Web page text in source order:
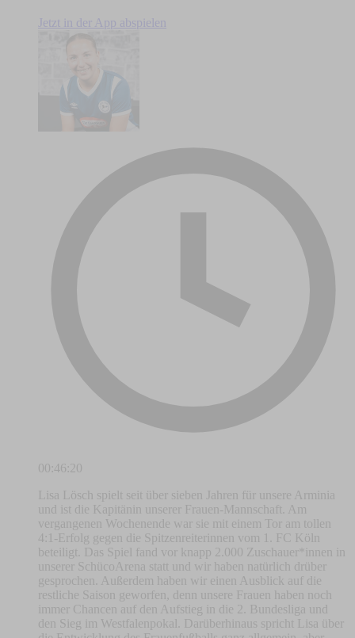
Jetzt in der App abspielen
00:46:20
Lisa Lösch spielt seit über sieben Jahren für unsere Arminia
und ist die Kapitänin unserer Frauen-Mannschaft. Am
vergangenen Wochenende war sie mit einem Tor am tollen
4:1-Erfolg gegen die Spitzenreiterinnen vom 1. FC Köln
beteiligt. Das Spiel fand vor knapp 2.000 Zuschauer*innen in
unserer SchücoArena statt und wir haben natürlich drüber
gesprochen. Außerdem haben wir einen Ausblick auf die
restliche Saison geworfen, denn unsere Frauen haben noch
immer Chancen auf den Aufstieg in die 2. Bundesliga und
den Sieg im Westfalenpokal. Darüberhinaus spricht Lisa über